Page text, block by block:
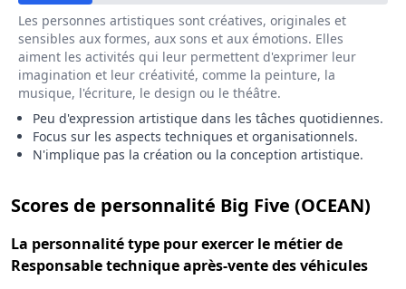
Les personnes artistiques sont créatives, originales et
sensibles aux formes, aux sons et aux émotions. Elles
aiment les activités qui leur permettent d'exprimer leur
imagination et leur créativité, comme la peinture, la
musique, l'écriture, le design ou le théâtre.
Peu d'expression artistique dans les tâches quotidiennes.
Focus sur les aspects techniques et organisationnels.
N'implique pas la création ou la conception artistique.
Scores de personnalité Big Five (OCEAN)
La personnalité type pour exercer le métier de
Responsable technique après-vente des véhicules